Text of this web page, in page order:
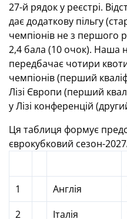
27-й рядок у реєстрі.
дає додаткову пільгу
чемпіонів не з першого
2,4 бала (10 очок). Наша
передбачає чотири
чемпіонів (перший
Лізі Європи (перший
у Лізі конференцій
Ця таблиця формує
єврокубковий сезон-
1
Англія
2
Італія